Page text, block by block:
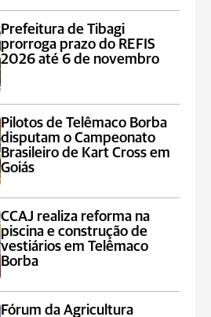
Prefeitura de Tibagi
prorroga prazo do REFIS
2026 até 6 de novembro
Pilotos de Telêmaco Borba
disputam o Campeonato
Brasileiro de Kart Cross em
Goiás
CCAJ realiza reforma na
piscina e construção de
vestiários em Telêmaco
Borba
Fórum da Agricultura